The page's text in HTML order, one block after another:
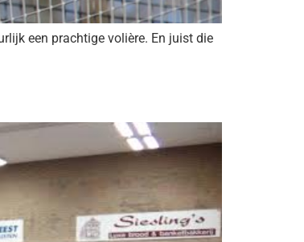
een prachtige volière. En juist die